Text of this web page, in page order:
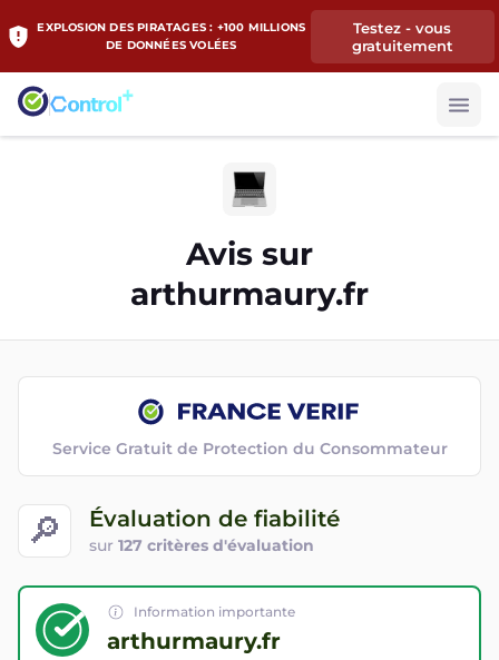
EXPLOSION DES PIRATAGES : +100 MILLIONS
DE DONNÉES VOLÉES
Testez - vous
gratuitement
Avis sur
arthurmaury.fr
🔎 Évaluation de fiabilité
sur 127 critères d'évaluation
Service Gratuit de Protection du Consommateur
Information importante
arthurmaury.fr